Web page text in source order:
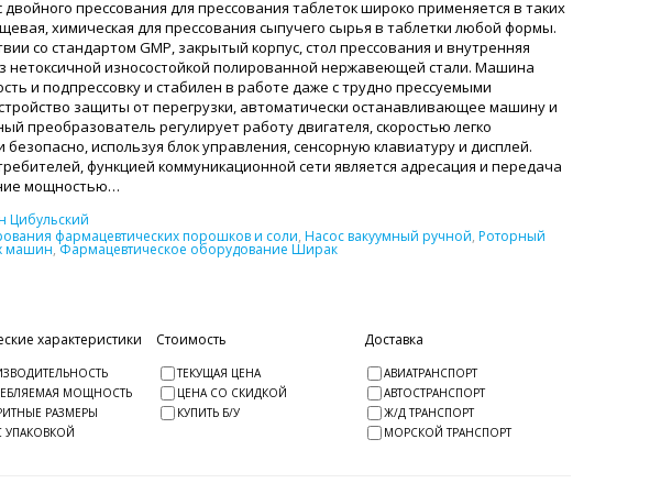
прессования для прессования таблеток широко применяется в таких
химическая для прессования сыпучего сырья в таблетки любой формы.
со стандартом GMP, закрытый корпус, стол прессования и внутренняя
нетоксичной износостойкой полированной нержавеющей стали. Машина
и подпрессовку и стабилен в работе даже с трудно прессуемыми
защиты от перегрузки, автоматически останавливающее машину и
преобразователь регулирует работу двигателя, скоростью легко
используя блок управления, сенсорную клавиатуру и дисплей.
функцией коммуникационной сети является адресация и передача
мощностью…
Цибульский
фармацевтических порошков и соли, Насос вакуумный ручной, Роторный
машин,Фармацевтическое оборудование Ширак
характеристики
МОЩНОСТЬ
РАЗМЕРЫ
УПАКОВКОЙ
Стоимость
ТЕКУЩАЯ ЦЕНА
ЦЕНА СО СКИДКОЙ
КУПИТЬ Б/У
Доставка
АВИАТРАНСПОРТ
АВТОСТРАНСПОРТ
Ж/Д ТРАНСПОРТ
МОРСКОЙ ТРАНСПОРТ